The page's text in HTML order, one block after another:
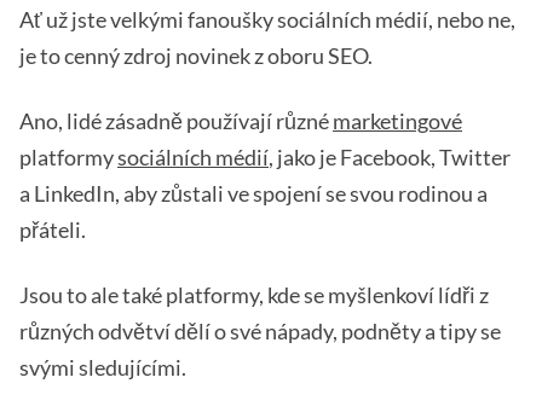
Ať už jste velkými fanoušky sociálních médií, nebo ne,
je to cenný zdroj novinek z oboru SEO.
Ano, lidé zásadně používají různémarketingové
platformysociálních médií, jako je Facebook, Twitter
a LinkedIn, aby zůstali ve spojení se svou rodinou a
přáteli.
Jsou to ale také platformy, kde se myšlenkoví lídři z
různých odvětví dělí o své nápady, podněty a tipy se
svými sledujícími.